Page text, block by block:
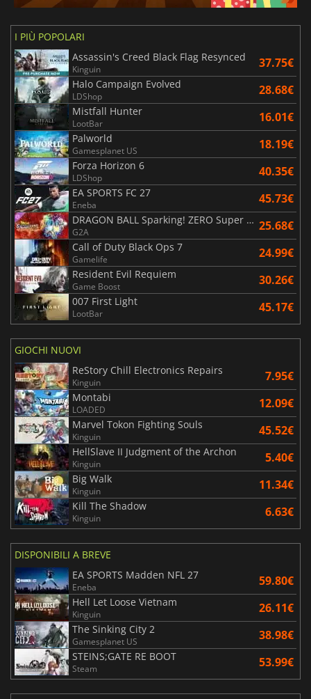
I PIÙ POPOLARI
Assassin's Creed Black Flag Resynced
Kinguin 37.75€
Halo Campaign Evolved
LDShop 28.68€
Mistfall Hunter
LootBar 16.01€
Palworld
Gamesplanet US 18.19€
Forza Horizon 6
LDShop 40.35€
EA SPORTS FC 27
Eneba 45.73€
DRAGON BALL Sparking! ZERO Super Limit Breaking NEO
G2A 25.68€
Call of Duty Black Ops 7
Gamelife 24.99€
Resident Evil Requiem
Game Boost 30.26€
007 First Light
LootBar 45.17€
GIOCHI NUOVI
ReStory Chill Electronics Repairs
Kinguin 7.95€
Montabi
LOADED 12.09€
Marvel Tokon Fighting Souls
Kinguin 45.52€
HellSlave II Judgment of the Archon
Kinguin 5.40€
Big Walk
Kinguin 11.34€
Kill The Shadow
Kinguin 6.63€
DISPONIBILI A BREVE
EA SPORTS Madden NFL 27
Eneba 59.80€
Hell Let Loose Vietnam
Kinguin 26.11€
The Sinking City 2
Gamesplanet US 38.98€
STEINS;GATE RE BOOT
Steam 53.99€